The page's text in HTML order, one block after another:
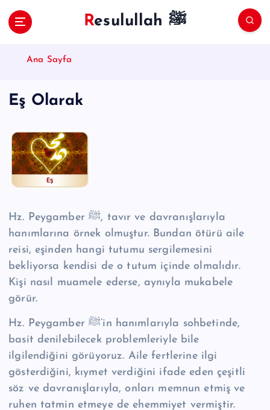
Resulullah ﷺ
Ana Sayfa
Eş Olarak
Hz. Peygamber ﷺ, tavır ve davranışlarıyla
hanımlarına örnek olmuştur. Bundan ötürü aile
reisi, eşinden hangi tutumu sergilemesini
bekliyorsa kendisi de o tutum içinde olmalıdır.
Kişi nasıl muamele ederse, aynıyla mukabele
görür.
Hz. Peygamber ﷺ’in hanımlarıyla sohbetinde,
basit denilebilecek problemleriyle bile
ilgilendiğini görüyoruz. Aile fertlerine ilgi
gösterdiğini, kıymet verdiğini ifade eden çeşitli
söz ve davranışlarıyla, onları memnun etmiş ve
ruhen tatmin etmeye de ehemmiyet vermiştir.